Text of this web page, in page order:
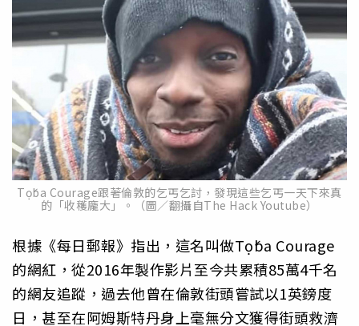
Tọ́ba Courage跟著倫敦的乞丐乞討，發現這些乞丐一天下來真
的「收穫龐大」。（圖／翻攝自The Hack Youtube）
根據《每日郵報》指出，這名叫做Tọ́ba Courage
的網紅，從2016年製作影片至今共累積85萬4千名
的網友追蹤，過去他曾在倫敦街頭嘗試以1英鎊度
日，甚至在阿姆斯特丹身上毫無分文獲得街頭救濟